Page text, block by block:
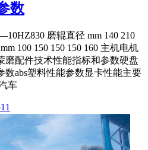
数
磨辊直径 mm 140 210
100 150 150 150 160 主机电机
磨配件技术性能指标和参数硬盘
数abs塑料性能参数显卡性能主要
车